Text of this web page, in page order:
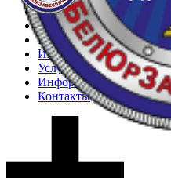
Частное имущество
Государственное
Интернет-магазин
Интернет-витрина
Услуги
Информация
Контакты